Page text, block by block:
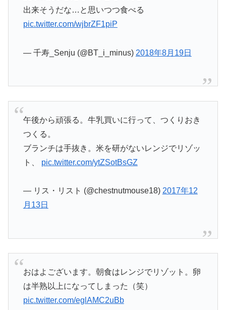
出来そうだな…と思いつつ食べる
pic.twitter.com/wjbrZF1piP
— 千寿_Senju (@BT_i_minus) 2018年8月19日
午後から頑張る。牛乳買いに行って、つくりおき
つくる。
ブランチは手抜き。米を研がないレンジでリゾッ
ト、 pic.twitter.com/ytZSotBsGZ
— リス・リスト (@chestnutmouse18) 2017年12
月13日
おはよございます。朝食はレンジでリゾット。卵
は半熟以上になってしまった（笑）
pic.twitter.com/eglAMC2uBb